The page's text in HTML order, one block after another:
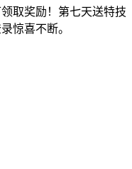
取奖励！第七天送特技
惊喜不断。